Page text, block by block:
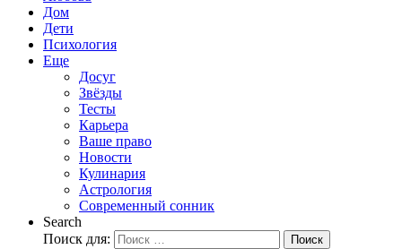
Дом
Дети
Психология
Еще
Досуг
Звёзды
Тесты
Карьера
Ваше право
Новости
Кулинария
Астрология
Современный сонник
Search
Поиск для:
Поиск